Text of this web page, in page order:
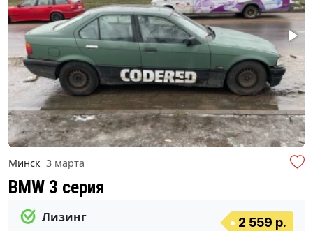
Минск 3 марта
BMW 3 серия
Лизинг
2 559 р.